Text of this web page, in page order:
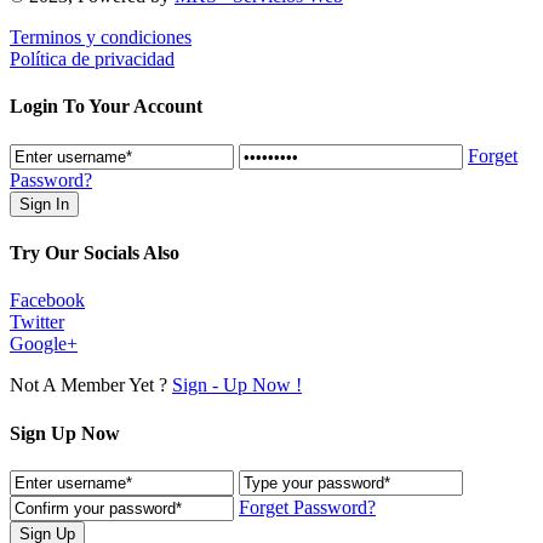
Terminos y condiciones
Política de privacidad
Login To Your Account
Forget
Password?
Try Our Socials Also
Facebook
Twitter
Google+
Not A Member Yet ? Sign - Up Now !
Sign Up Now
Forget Password?